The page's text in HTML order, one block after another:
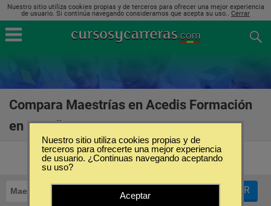
Nuestro sitio utiliza cookies propias y de terceros para ofrecer una mejor experiencia
de usuario. Si continúa navegando consideramos que acepta su uso.. Cerrar
Compara Maestrías en Acedis Formación
en España
Maestrías Acedis Formación FILTRAR
Nuestro sitio utiliza cookies propias y de
terceros para ofrecerte una mejor experiencia
de usuario. ¿Continuas navegando aceptando
su uso?
Aceptar